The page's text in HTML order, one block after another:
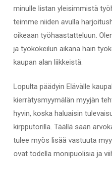
minulle listan yleisimmistä
teimme niiden avulla
oikeaan työhaastatteluun.
ja työkokeilun aikana hain
kaupan alan liikkeistä.
Lopulta päädyin Elävälle
kierrätysmyymälän myyjän
hyvin, koska haluaisin
kirpputorilla. Täällä saan
tulee myös lisää vastuuta
ovat todella monipuolisia ja